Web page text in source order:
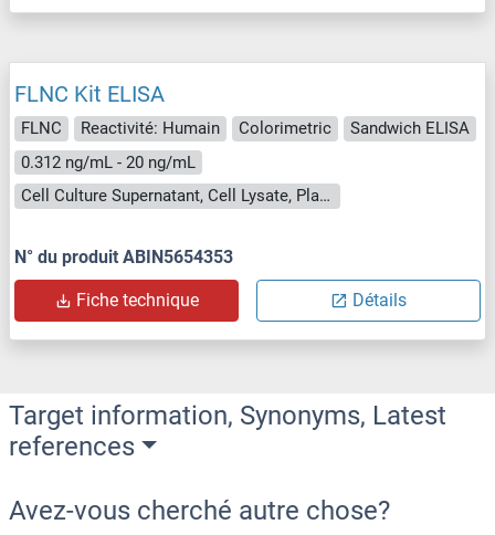
FLNC Kit ELISA
FLNC Reactivité: Humain Colorimetric
Sandwich ELISA
0.312 ng/mL - 20 ng/mL
Cell Culture Supernatant, Cell Lysate, Plasma, Serum, Tissue Homogenate
N° du produit ABIN5654353
Fiche technique Détails
Target information, Synonyms, Latest
references
Avez-vous cherché autre chose?